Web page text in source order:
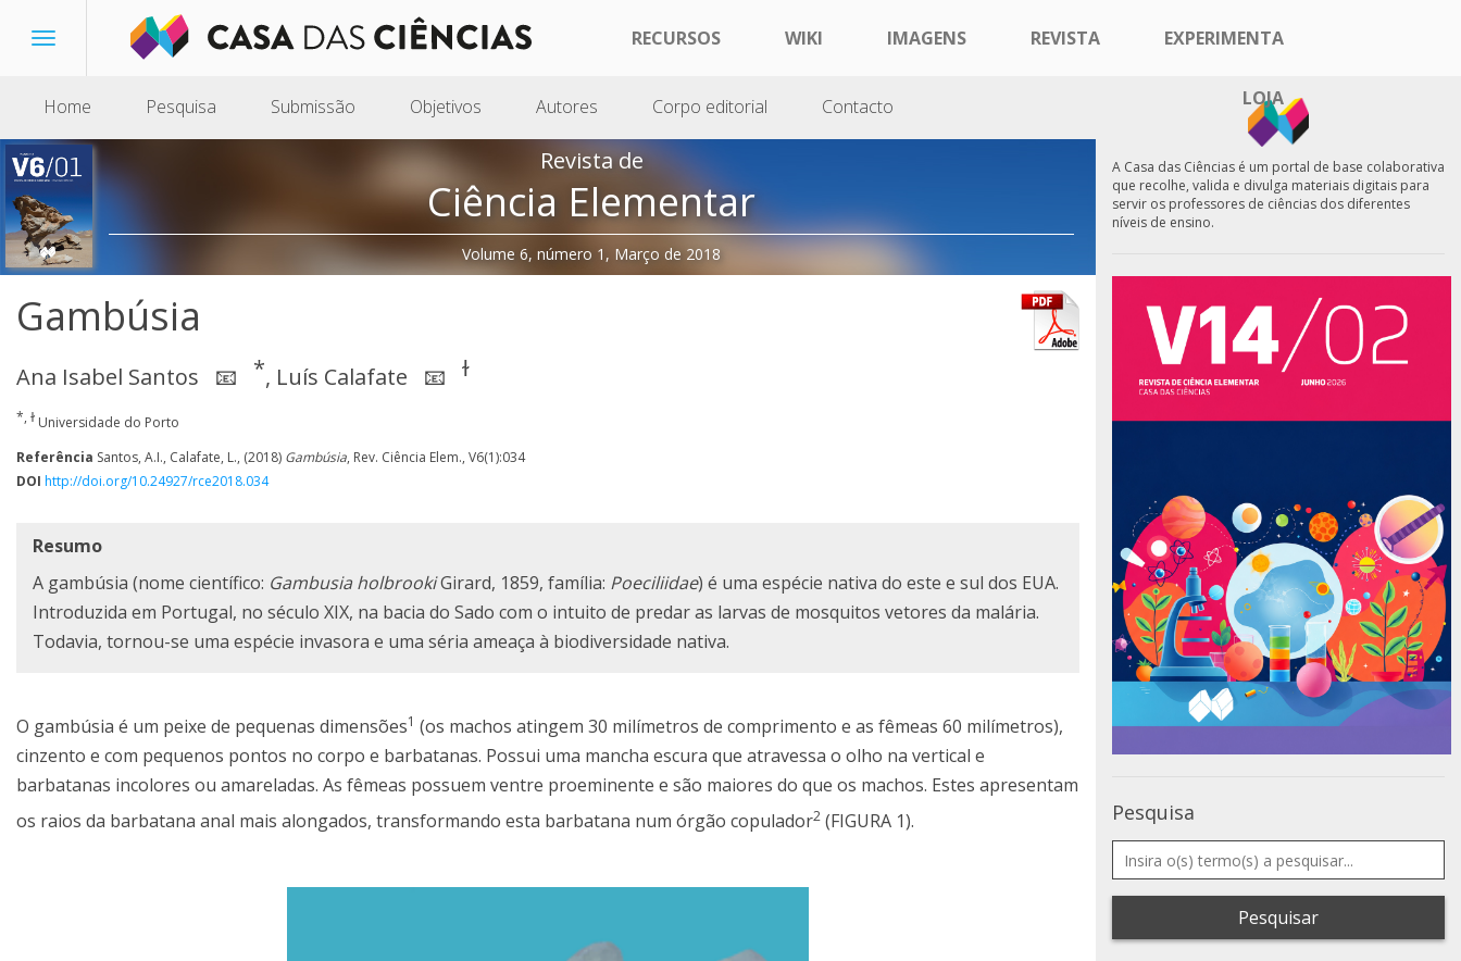
Toggle
RECURSOS WIKI IMAGENS REVISTA EXPERIMENTA
LOJA
Home Pesquisa Submissão Objetivos Autores Corpo editorial Contacto
Revista de
Ciência Elementar
Volume 6, número 1, Março de 2018
Gambúsia
Ana Isabel Santos 📧 *, Luís Calafate 📧 ɫ
*, ɫ Universidade do Porto
Referência Santos, A.I., Calafate, L., (2018) Gambúsia, Rev. Ciência Elem., V6(1):034
DOI http://doi.org/10.24927/rce2018.034
Resumo
A gambúsia (nome científico: Gambusia holbrookiGirard, 1859, família: Poeciliidae) é uma espécie nativa do este e sul dos EUA.
Introduzida em Portugal, no século XIX, na bacia do Sado com o intuito de predar as larvas de mosquitos vetores da malária.
Todavia, tornou-se uma espécie invasora e uma séria ameaça à biodiversidade nativa.
O gambúsia é um peixe de pequenas dimensões1 (os machos atingem 30 milímetros de comprimento e as fêmeas 60 milímetros),
cinzento e com pequenos pontos no corpo e barbatanas. Possui uma mancha escura que atravessa o olho na vertical e
barbatanas incolores ou amareladas. As fêmeas possuem ventre proeminente e são maiores do que os machos. Estes apresentam
os raios da barbatana anal mais alongados, transformando esta barbatana num órgão copulador2 (FIGURA 1).
A Casa das Ciências é um portal de base colaborativa
que recolhe, valida e divulga materiais digitais para
servir os professores de ciências dos diferentes
níveis de ensino.
Pesquisa
Pesquisar